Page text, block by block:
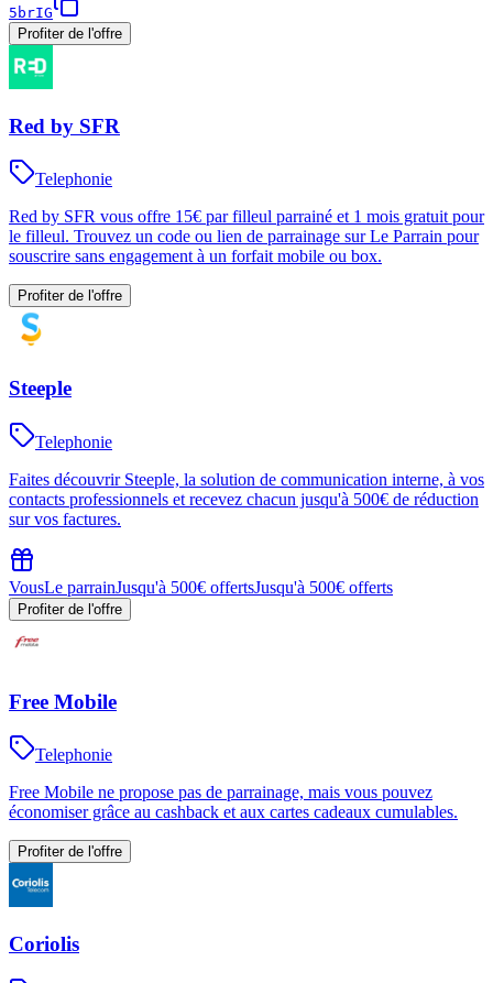
5brIG
Profiter de l'offre
Red by SFR
Telephonie
Red by SFR vous offre 15€ par filleul parrainé et 1 mois gratuit pour
le filleul. Trouvez un code ou lien de parrainage sur Le Parrain pour
souscrire sans engagement à un forfait mobile ou box.
Profiter de l'offre
Steeple
Telephonie
Faites découvrir Steeple, la solution de communication interne, à vos
contacts professionnels et recevez chacun jusqu'à 500€ de réduction
sur vos factures.
VousLe parrainJusqu'à 500€ offertsJusqu'à 500€ offerts
Profiter de l'offre
Free Mobile
Telephonie
Free Mobile ne propose pas de parrainage, mais vous pouvez
économiser grâce au cashback et aux cartes cadeaux cumulables.
Profiter de l'offre
Coriolis